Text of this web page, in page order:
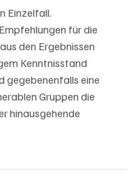
Einzelfall.
für die
den Ergebnissen
Kenntnisstand
gegebenenfalls eine
Gruppen die
hinausgehende